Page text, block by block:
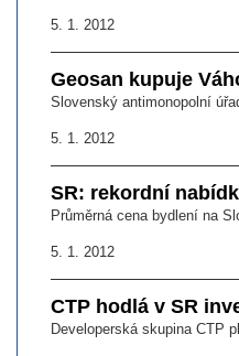
5. 1. 2012
Geosan kupuje
Slovenský antimonopolní
5. 1. 2012
SR: rekordní
Průměrná cena bydlení na
5. 1. 2012
CTP hodlá v SR
Developerská skupina CTP